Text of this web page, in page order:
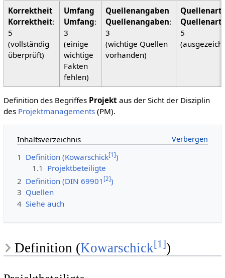
Korrektheit:
5
(vollständig
überprüft)
Umfang:
3
(einige
wichtige
Fakten
fehlen)
Quellenangaben:
3
(wichtige Quellen
vorhanden)
5
Definition des Begriffes Projektaus der Sicht der Disziplin
des Projektmanagements(PM).
Inhaltsverzeichnis
1 Definition (Kowarschick[1 ])
1.1 Projektbeteiligte
2 Definition (DIN 69901 [2])
3 Quellen
4 Siehe auch
Definition (Kowarschick[1])